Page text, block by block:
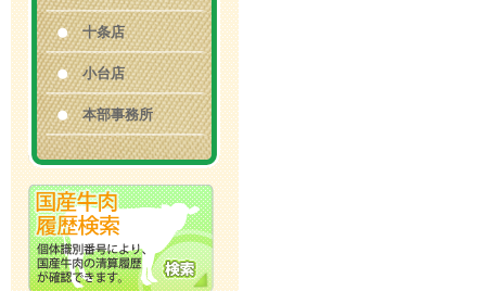
十条店
小台店
本部事務所